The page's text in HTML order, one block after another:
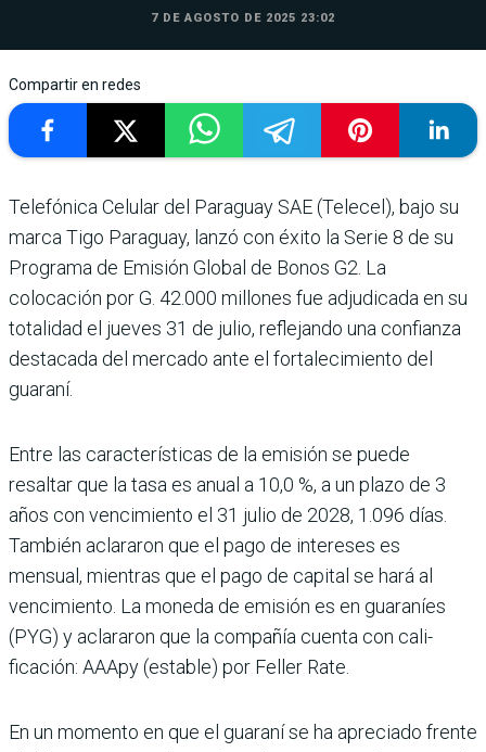
7 DE AGOSTO DE 2025 23:02
Compartir en redes
Telefónica Celular del Para­guay SAE (Telecel), bajo su
marca Tigo Paraguay, lanzó con éxito la Serie 8 de su
Pro­grama de Emisión Global de Bonos G2. La
colocación por G. 42.000 millones fue adjudicada en su
totalidad el jueves 31 de julio, reflejando una confianza
destacada del mercado ante el fortaleci­miento del
guaraní.
Entre las características de la emisión se puede
resaltar que la tasa es anual a 10,0 %, a un plazo de 3
años con ven­cimiento el 31 julio de 2028, 1.096 días.
También aclara­ron que el pago de intereses es
mensual, mientras que el pago de capital se hará al
vencimiento. La moneda de emisión es en guaraníes
(PYG) y aclararon que la compañía cuenta con cali­
ficación: AAApy (estable) por Feller Rate.
En un momento en que el guaraní se ha apreciado frente